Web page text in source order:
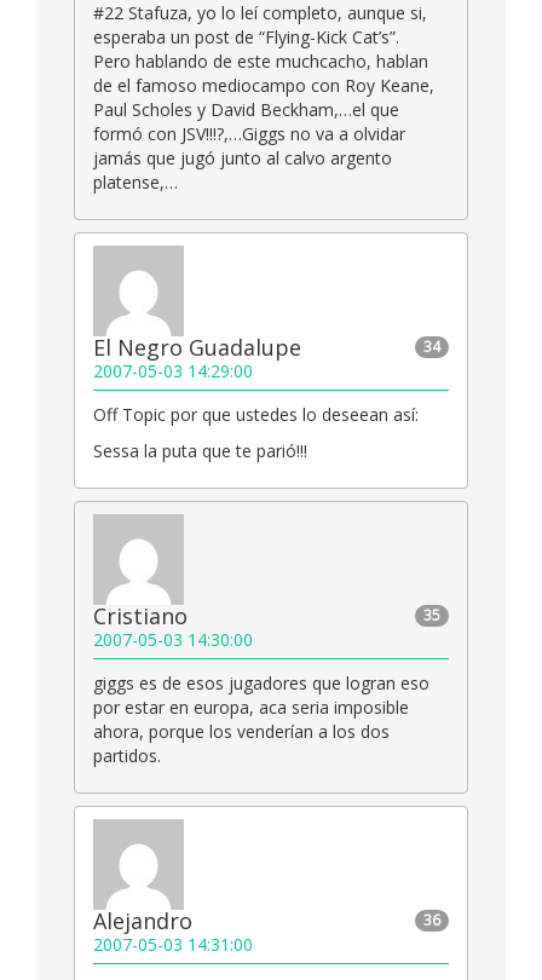
#22 Stafuza, yo lo leí completo, aunque si,
esperaba un post de “Flying-Kick Cat’s”.
Pero hablando de este muchcacho, hablan
de el famoso mediocampo con Roy Keane,
Paul Scholes y David Beckham,…el que
formó con JSV!!!?,…Giggs no va a olvidar
jamás que jugó junto al calvo argento
platense,…
34
El Negro Guadalupe
2007-05-03 14:29:00
Off Topic por que ustedes lo deseean así:
Sessa la puta que te parió!!!
35
Cristiano
2007-05-03 14:30:00
giggs es de esos jugadores que logran eso
por estar en europa, aca seria imposible
ahora, porque los venderían a los dos
partidos.
36
Alejandro
2007-05-03 14:31:00